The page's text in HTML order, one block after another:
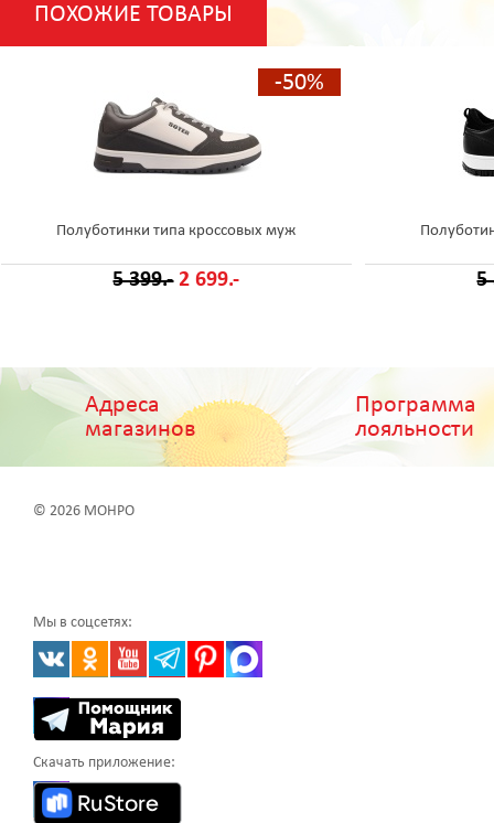
ПОХОЖИЕ ТОВАРЫ
-50%
Полуботинки типа кроссовых муж
5 399.- 2 699.- 5
Адреса
магазинов
Программа
лояльности
© 2026 МОНРО
Мы в соцсетях:
Скачать приложение: